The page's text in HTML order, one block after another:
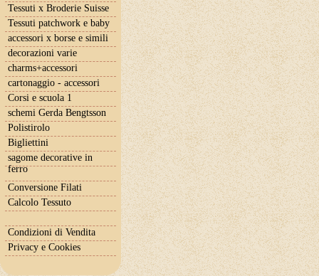
Tessuti x Broderie Suisse
Tessuti patchwork e baby
accessori x borse e simili
decorazioni varie
charms+accessori
cartonaggio - accessori
Corsi e scuola 1
schemi Gerda Bengtsson
Polistirolo
Bigliettini
sagome decorative in
ferro
Conversione Filati
Calcolo Tessuto
Condizioni di Vendita
Privacy e Cookies